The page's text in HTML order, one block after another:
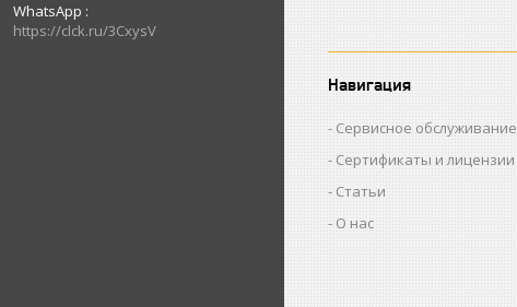
WhatsApp
https://clck.ru/3CxysV
Навигация
Сервисное обслуживание
Сертификаты и лицензии
Статьи
О нас